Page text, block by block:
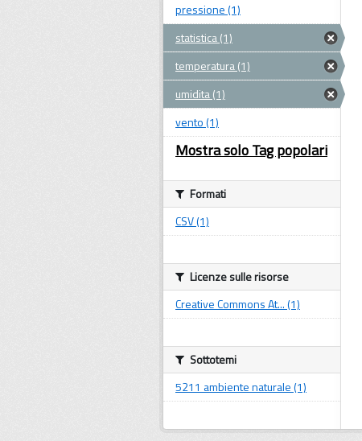
pressione (1)
statistica (1)
temperatura (1)
umidita (1)
vento (1)
Mostra solo Tag popolari
Formati
CSV (1)
Licenze sulle risorse
Creative Commons At... (1)
Sottotemi
5211 ambiente naturale (1)